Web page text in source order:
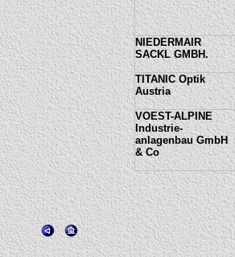
NIEDERMAIR
SACKL GMBH.
TITANIC Optik
Austria
VOEST-ALPINE
Industrie-
anlagenbau GmbH
& Co